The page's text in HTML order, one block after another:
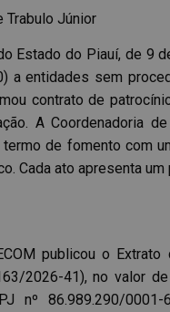
Trabulo Júnior
Estado do Piauí, de 9
a entidades sem
contrato de
A Coordenadoria
de fomento com
Cada ato apresenta
publicou o
2026-41), no valor
nº 86.989.290/